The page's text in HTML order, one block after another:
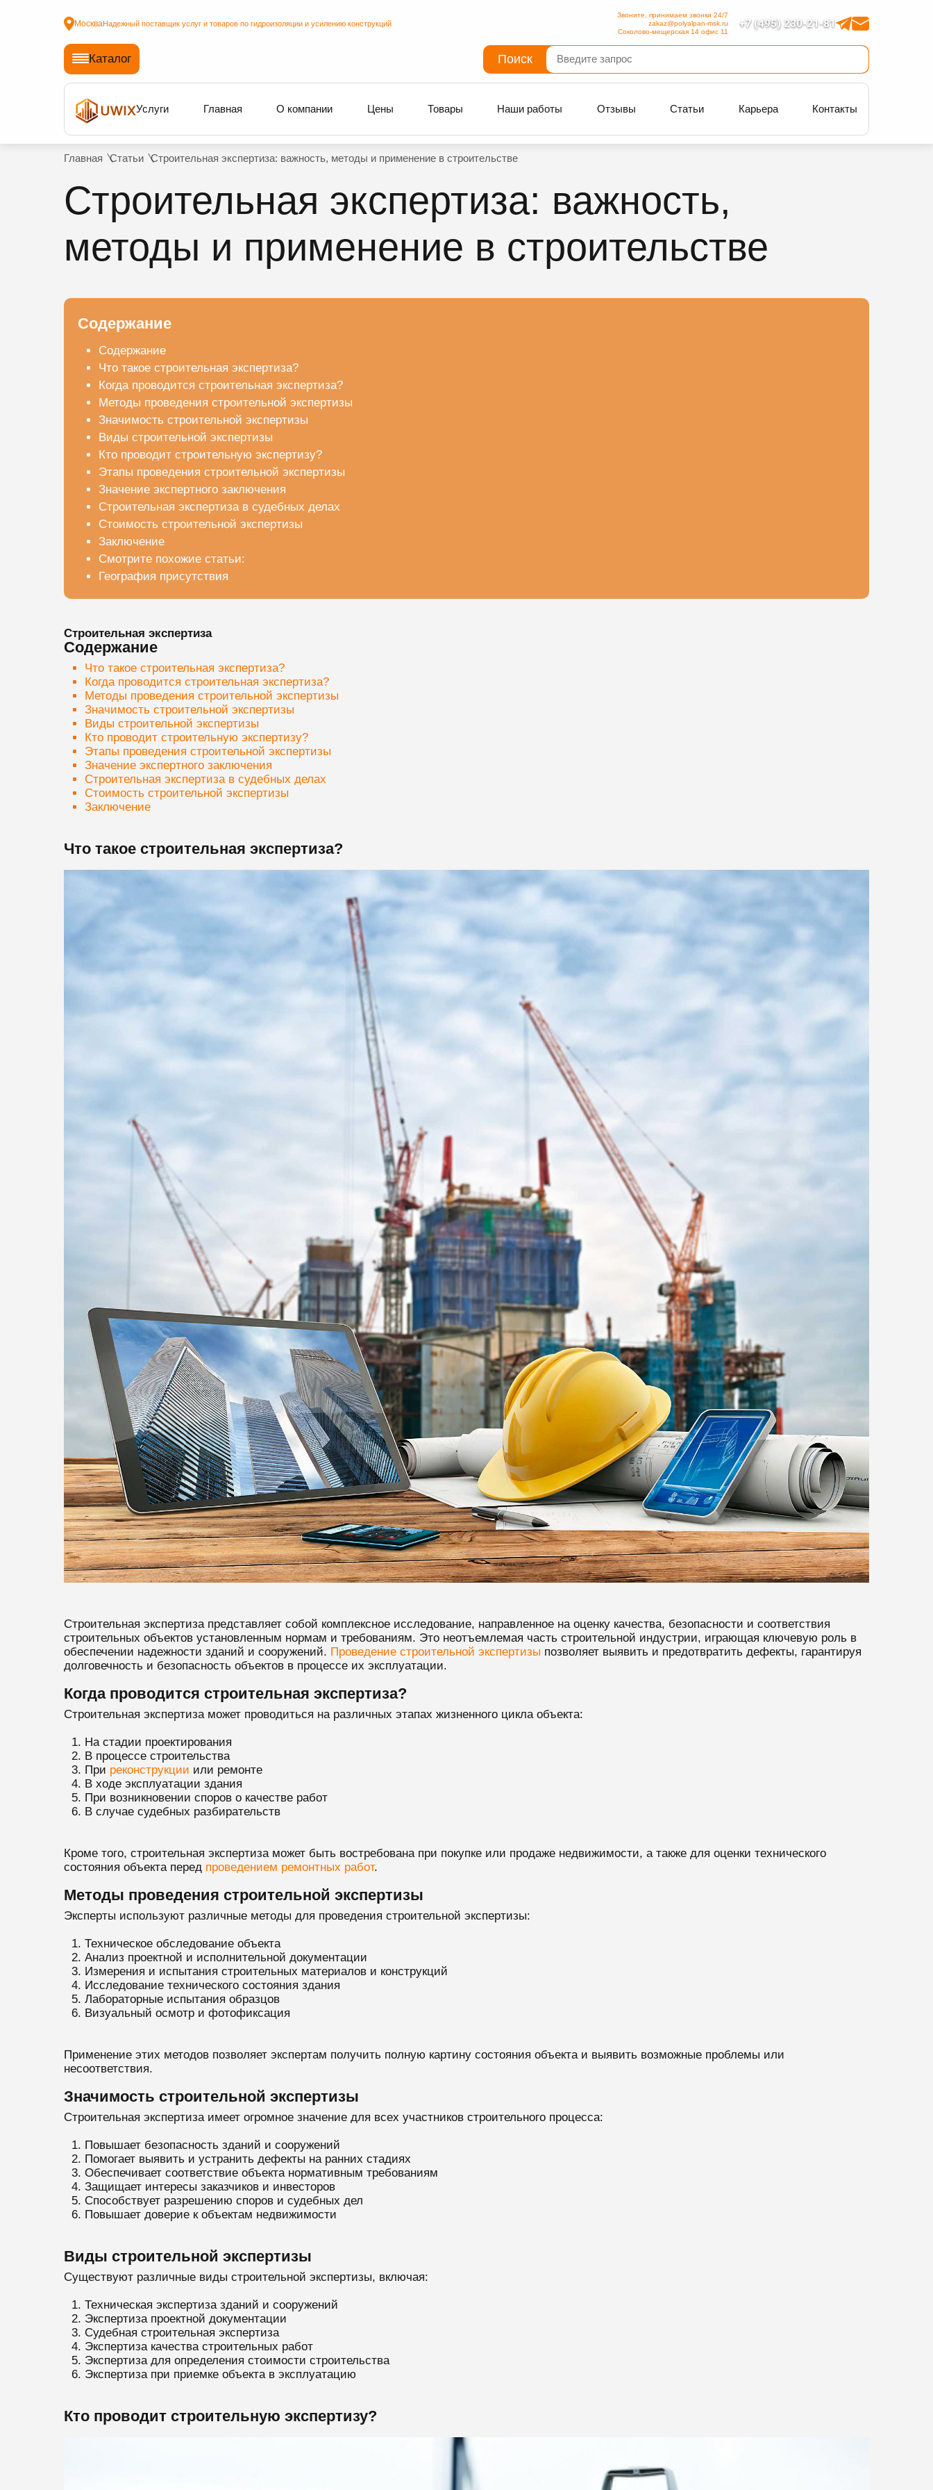
МоскваНадежный поставщик услуг и товаров по гидроизоляции и усилению конструкций +7 (495) 230-21-81
Звоните, принимаем звонки 24/7
zakaz@polyalpan-msk.ru
Соколово-мещерская 14 офис 11
Каталог Поиск
Услуги Главная О компании Цены Товары Наши работы Отзывы Статьи Карьера Контакты
Главная Статьи Строительная экспертиза: важность, методы и применение в строительстве
Строительная экспертиза: важность,
методы и применение в строительстве
Содержание
Содержание
Что такое строительная экспертиза?
Когда проводится строительная экспертиза?
Методы проведения строительной экспертизы
Значимость строительной экспертизы
Виды строительной экспертизы
Кто проводит строительную экспертизу?
Этапы проведения строительной экспертизы
Значение экспертного заключения
Строительная экспертиза в судебных делах
Стоимость строительной экспертизы
Заключение
Смотрите похожие статьи:
География присутствия
Строительная экспертиза
Содержание
Что такое строительная экспертиза?
Когда проводится строительная экспертиза?
Методы проведения строительной экспертизы
Значимость строительной экспертизы
Виды строительной экспертизы
Кто проводит строительную экспертизу?
Этапы проведения строительной экспертизы
Значение экспертного заключения
Строительная экспертиза в судебных делах
Стоимость строительной экспертизы
Заключение
Что такое строительная экспертиза?
Строительная экспертиза представляет собой комплексное исследование, направленное на оценку качества, безопасности и соответствия
строительных объектов установленным нормам и требованиям. Это неотъемлемая часть строительной индустрии, играющая ключевую роль в
обеспечении надежности зданий и сооружений. Проведение строительной экспертизы позволяет выявить и предотвратить дефекты, гарантируя
долговечность и безопасность объектов в процессе их эксплуатации.
Когда проводится строительная экспертиза?
Строительная экспертиза может проводиться на различных этапах жизненного цикла объекта:
На стадии проектирования
В процессе строительства
При реконструкции или ремонте
В ходе эксплуатации здания
При возникновении споров о качестве работ
В случае судебных разбирательств
Кроме того, строительная экспертиза может быть востребована при покупке или продаже недвижимости, а также для оценки технического
состояния объекта перед проведением ремонтных работ.
Методы проведения строительной экспертизы
Эксперты используют различные методы для проведения строительной экспертизы:
Техническое обследование объекта
Анализ проектной и исполнительной документации
Измерения и испытания строительных материалов и конструкций
Исследование технического состояния здания
Лабораторные испытания образцов
Визуальный осмотр и фотофиксация
Применение этих методов позволяет экспертам получить полную картину состояния объекта и выявить возможные проблемы или
несоответствия.
Значимость строительной экспертизы
Строительная экспертиза имеет огромное значение для всех участников строительного процесса:
Повышает безопасность зданий и сооружений
Помогает выявить и устранить дефекты на ранних стадиях
Обеспечивает соответствие объекта нормативным требованиям
Защищает интересы заказчиков и инвесторов
Способствует разрешению споров и судебных дел
Повышает доверие к объектам недвижимости
Виды строительной экспертизы
Существуют различные виды строительной экспертизы, включая:
Техническая экспертиза зданий и сооружений
Экспертиза проектной документации
Судебная строительная экспертиза
Экспертиза качества строительных работ
Экспертиза для определения стоимости строительства
Экспертиза при приемке объекта в эксплуатацию
Кто проводит строительную экспертизу?